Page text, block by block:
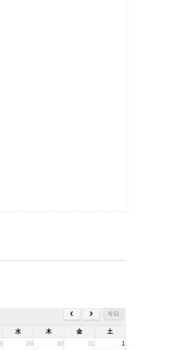
今日
水 木 金
土
29 30 31 1